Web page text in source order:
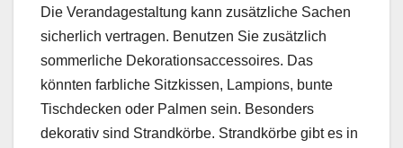
Die Verandagestaltung kann zusätzliche Sachen
sicherlich vertragen. Benutzen Sie zusätzlich
sommerliche Dekorationsaccessoires. Das
könnten farbliche Sitzkissen, Lampions, bunte
Tischdecken oder Palmen sein. Besonders
dekorativ sind Strandkörbe. Strandkörbe gibt es in